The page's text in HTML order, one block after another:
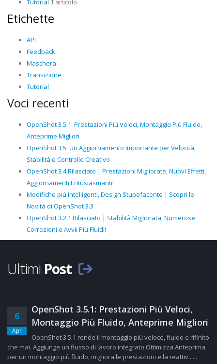
Tutorial 1 articolo
Etichette
API
Feedback
Maschera
Transizione
Tutorial
Voci recenti
OpenShot 3.5.1: Prestazioni Più Veloci, Montaggio Più Fluido,
Anteprime Migliori
OpenShot 3.5: Un Aggiornamento Importante per Velocità,
Stabilità e Controllo Creativo
OpenShot 3.4 Rilasciato | Prestazioni Migliorate, Nuovi Effetti,
Aggiornamenti Entusiasmanti!
Modifiche più Intelligenti, Design Stupefacente | Scopri le
Novità di OpenShot 3.3
OpenShot 3.2.1 Rilasciato | Stabilità Migliorata, Numerose
Correzioni e Avvii Più Fluidi!
Ultimi Post
6
Apr
OpenShot 3.5.1: Prestazioni Più Veloci,
Montaggio Più Fluido, Anteprime Migliori
OpenShot 3.5.1 rende il montaggio più veloce, fluido e rifinito
che mai. Aggiunge un flusso di lavoro integrato Ottimizza Anteprima
per un montaggio più fluido, migliora le prestazioni e la reattiv......